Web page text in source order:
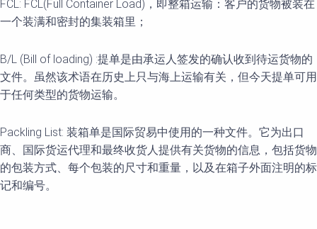
FCL: FCL(Full Container Load)，即整箱运输：客户的货物被装在
一个装满和密封的集装箱里；
B/L (Bill of loading) :提单是由承运人签发的确认收到待运货物的
文件。虽然该术语在历史上只与海上运输有关，但今天提单可用
于任何类型的货物运输。
Packling List: 装箱单是国际贸易中使用的一种文件。它为出口
商、国际货运代理和最终收货人提供有关货物的信息，包括货物
的包装方式、每个包装的尺寸和重量，以及在箱子外面注明的标
记和编号。